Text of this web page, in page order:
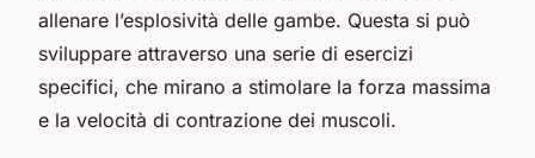
allenare l’esplosività delle gambe. Questa si può
sviluppare attraverso una serie di esercizi
specifici, che mirano a stimolare la forza massima
e la velocità di contrazione dei muscoli.